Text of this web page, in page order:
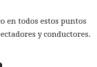
en todos estos puntos
y conductores.